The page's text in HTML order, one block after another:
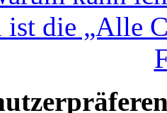
ist die „Alle